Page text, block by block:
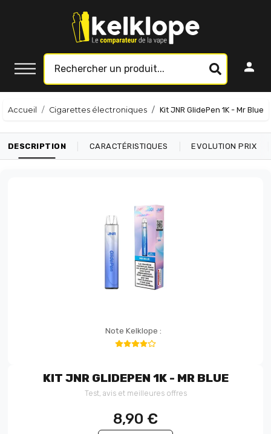
Accueil Cigarettes électroniques Kit JNR GlidePen 1K - Mr Blue
DESCRIPTION CARACTÉRISTIQUES EVOLUTION PRIX
Note Kelklope :
KIT JNR GLIDEPEN 1K - MR BLUE
Test, avis et meilleures offres
8,90 €